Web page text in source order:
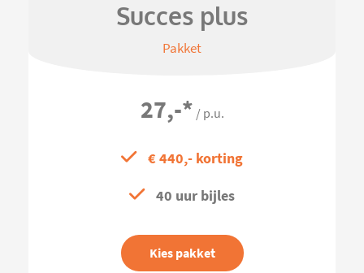
Succes plus
Pakket
27,-* / p.u.
€ 440,- korting
40 uur bijles
Kies pakket